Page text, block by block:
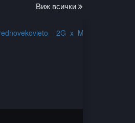
Виж всички